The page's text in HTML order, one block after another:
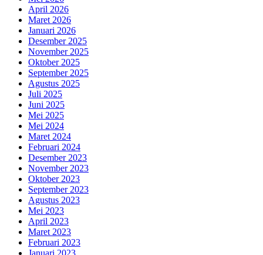
April 2026
Maret 2026
Januari 2026
Desember 2025
November 2025
Oktober 2025
September 2025
Agustus 2025
Juli 2025
Juni 2025
Mei 2025
Mei 2024
Maret 2024
Februari 2024
Desember 2023
November 2023
Oktober 2023
September 2023
Agustus 2023
Mei 2023
April 2023
Maret 2023
Februari 2023
Januari 2023